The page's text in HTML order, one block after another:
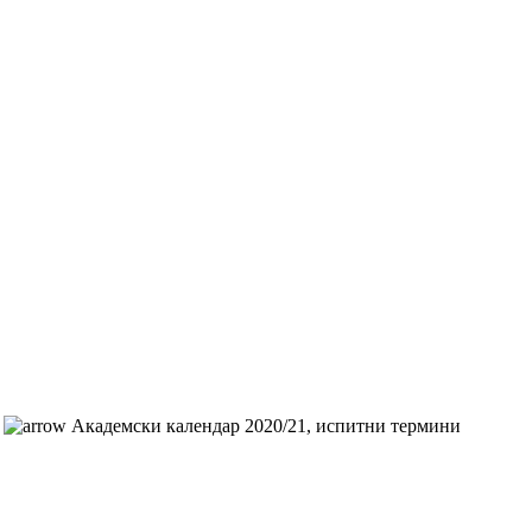
Академски календар 2020/21, испитни термини